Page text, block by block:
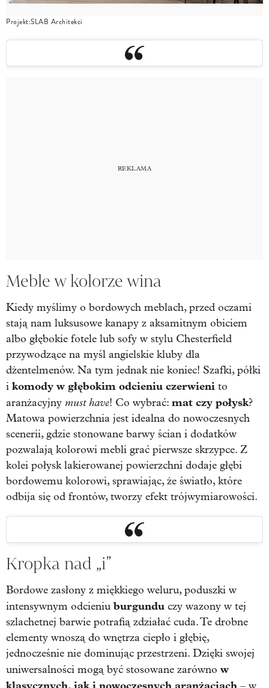
Projekt:SLAB Architekci
Meble w kolorze wina
Kiedy myślimy o bordowych meblach, przed oczami
stają nam luksusowe kanapy z aksamitnym obiciem
albo głębokie fotele lub sofy w stylu Chesterfield
przywodzące na myśl angielskie kluby dla
dżentelmenów. Na tym jednak nie koniec! Szafki, półki
i komody w głębokim odcieniu czerwieni to
aranżacyjny must have! Co wybrać: mat czy połysk?
Matowa powierzchnia jest idealna do nowoczesnych
scenerii, gdzie stonowane barwy ścian i dodatków
pozwalają kolorowi mebli grać pierwsze skrzypce. Z
kolei połysk lakierowanej powierzchni dodaje głębi
bordowemu kolorowi, sprawiając, że światło, które
odbija się od frontów, tworzy efekt trójwymiarowości.
Kropka nad „i”
Bordowe zasłony z miękkiego weluru, poduszki w
intensywnym odcieniuburgundu czy wazony w tej
szlachetnej barwie potrafią zdziałać cuda. Te drobne
elementy wnoszą do wnętrza ciepło i głębię,
jednocześnie nie dominując przestrzeni. Dzięki swojej
uniwersalności mogą być stosowane zarówno w